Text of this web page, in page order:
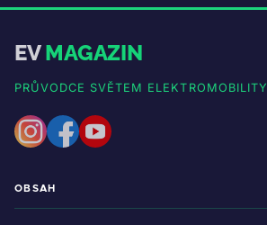
EVMAGAZIN
PRŮVODCE SVĚTEM ELEKTROMOBILITY
OBSAH